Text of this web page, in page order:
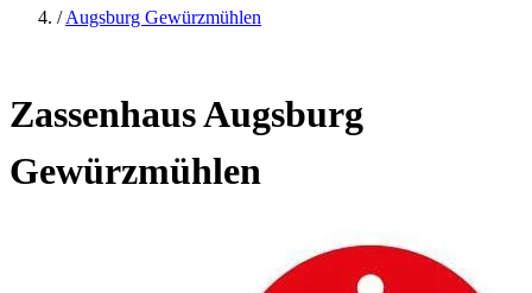
/ Augsburg Gewürzmühlen
Zassenhaus Augsburg
Gewürzmühlen